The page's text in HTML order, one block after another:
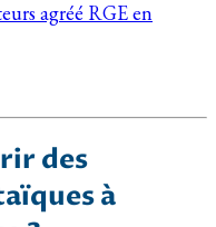
agréé RGE en
des
à